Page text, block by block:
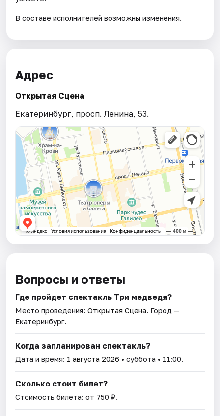
В составе исполнителей возможны изменения.
Адрес
Открытая Сцена
Екатеринбург, просп. Ленина, 53.
Вопросы и ответы
Где пройдет спектакль Три медведя?
Место проведения:Открытая Сцена. Город —
Екатеринбург.
Когда запланирован спектакль?
Дата и время: 1 августа 2026 • суббота • 11:00.
Сколько стоит билет?
Стоимость билета: от 750 ₽.